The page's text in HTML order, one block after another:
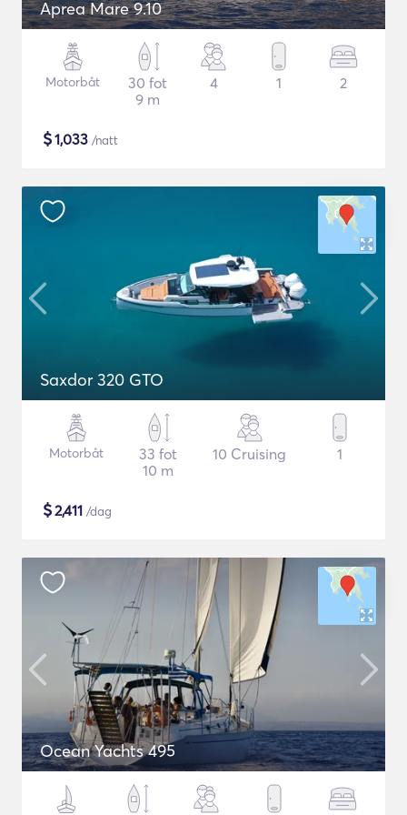
Aprea Mare 9.10
Motorbåt
30 fot
9 m
4 1 2
$1,033 /natt
Saxdor 320 GTO
Motorbåt
33 fot
10 m
10 Cruising 1
$2,411 /dag
Ocean Yachts 495